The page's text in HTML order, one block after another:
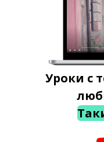
Уроки с